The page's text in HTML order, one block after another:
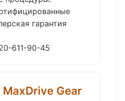
гарантия
611-90-45
Gear